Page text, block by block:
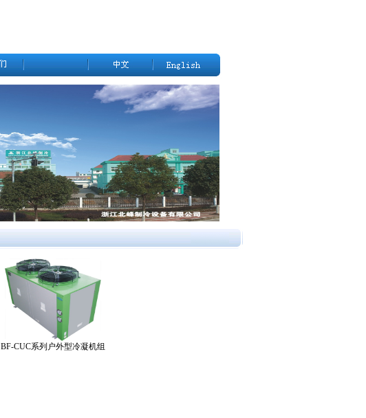
BF-CUC系列户外型冷凝机组